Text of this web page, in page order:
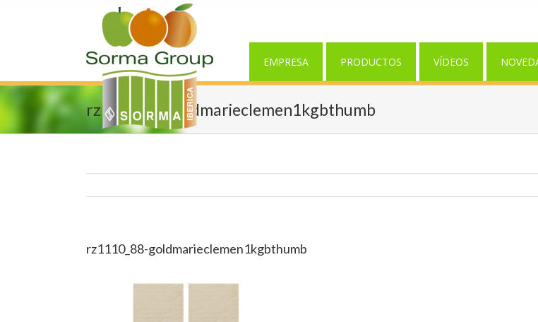
EMPRESA PRODUCTOS VÍDEOS
rz1110_88-goldmarieclemen1kgbthumb
rz1110_88-goldmarieclemen1kgbthumb